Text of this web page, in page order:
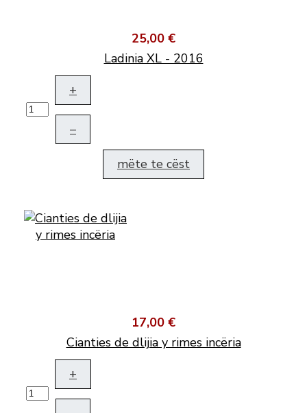
25,00 €
Ladinia XL - 2016
+
–
mëte te cëst
17,00 €
Cianties de dlijia y rimes incëria
+